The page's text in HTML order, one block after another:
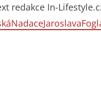
redakce In-